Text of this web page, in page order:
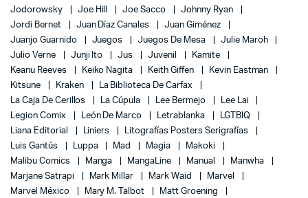
Jodorowsky
Joe Hill Joe Sacco
Johnny Ryan
Jordi Bernet
Juan Díaz Canales
Juan Giménez
Juanjo Guarnido
Juegos Juegos De Mesa
Julie Maroh
Julio Verne
Junji Ito Jus Juvenil
Kamite
Keanu Reeves
Keiko Nagita Keith Giffen
Kevin Eastman
Kitsune
Kraken
La Biblioteca De Carfax
La Caja De Cerillos
La Cúpula Lee Bermejo
Lee Lai
Legion Comix
León De Marco Letrablanka
LGTBIQ
Liana Editorial
Liniers
Litografías Posters Serigrafías
Luis Gantús
Luppa Mad Magia
Makoki
Malibu Comics
Manga MangaLine Manual
Manwha
Marjane Satrapi
Mark Millar Mark Waid
Marvel
Marvel México
Mary M. Talbot
Matt Groening